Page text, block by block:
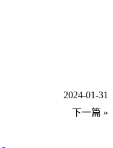
2024-01-31
下一篇 »